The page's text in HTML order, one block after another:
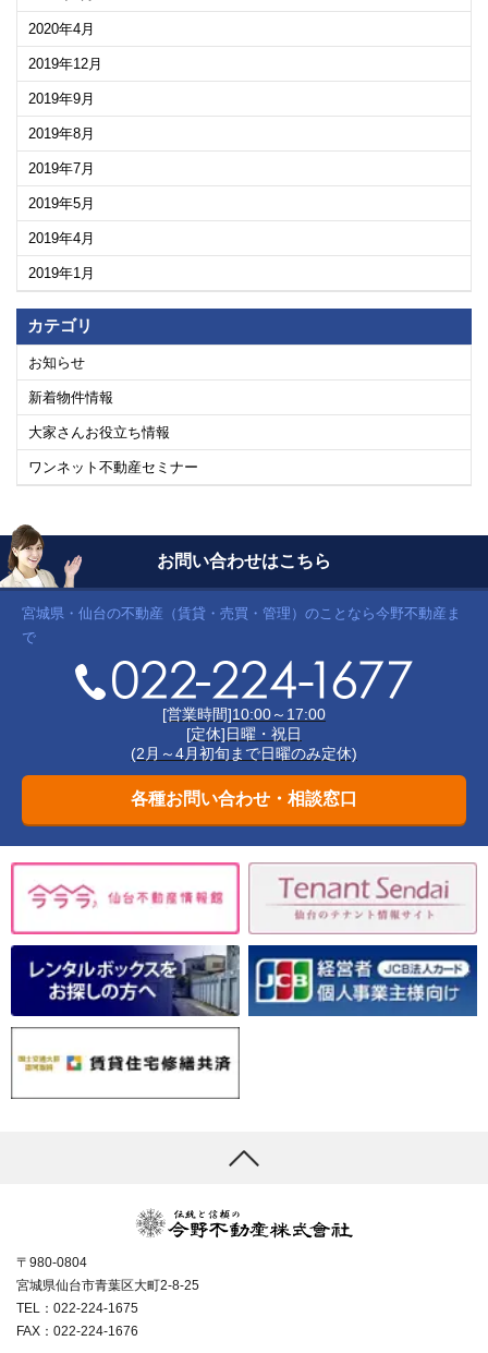
2020年4月
2019年12月
2019年9月
2019年8月
2019年7月
2019年5月
2019年4月
2019年1月
カテゴリ
お知らせ
新着物件情報
大家さんお役立ち情報
ワンネット不動産セミナー
お問い合わせはこちら
宮城県・仙台の不動産（賃貸・売買・管理）のことなら今野不動産ま
で
[営業時間]10:00～17:00
[定休]日曜・祝日
(2月～4月初旬まで日曜のみ定休)
各種お問い合わせ・相談窓口
〒980-0804
宮城県仙台市青葉区大町2-8-25
TEL：022-224-1675
FAX：022-224-1676